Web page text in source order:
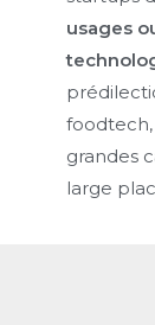
usages
grandes
large